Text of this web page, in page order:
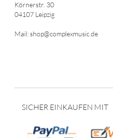
Körnerstr. 30
04107 Leipzig
Mail: shop@complexmusic.de
SICHER EINKAUFEN MIT